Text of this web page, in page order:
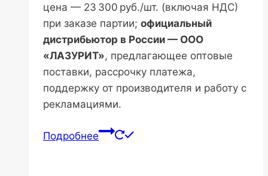
цена — 23 300 руб./шт. (включая НДС)
при заказе партии; официальный
дистрибьютор в России — ООО
«ЛАЗУРИТ», предлагающее оптовые
поставки, рассрочку платежа,
поддержку от производителя и работу с
рекламациями.
Подробнее